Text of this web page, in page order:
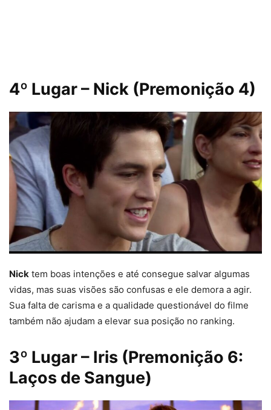
4º Lugar – Nick (Premonição 4)
Nick tem boas intenções e até consegue salvar algumas
vidas, mas suas visões são confusas e ele demora a agir.
Sua falta de carisma e a qualidade questionável do filme
também não ajudam a elevar sua posição no ranking.
3º Lugar – Iris (Premonição 6:
Laços de Sangue)